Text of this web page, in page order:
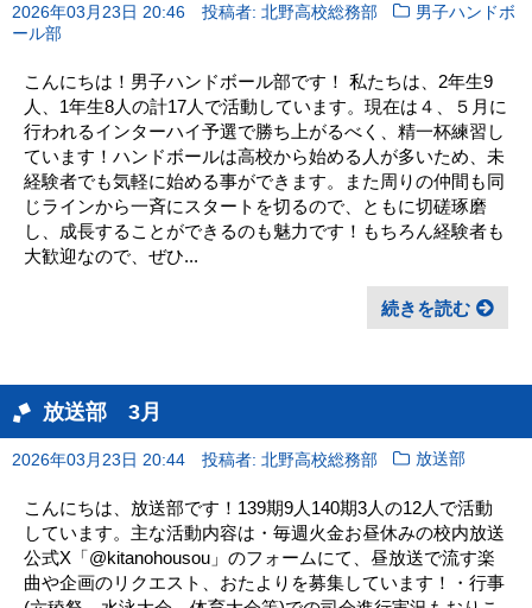
2026年03月23日 20:46 投稿者: 北野高校総務部
男子ハンドボ
ール部
こんにちは！男子ハンドボール部です！ 私たちは、2年生9
人、1年生8人の計17人で活動しています。現在は４、５月に
行われるインターハイ予選で勝ち上がるべく、精一杯練習し
ています！ハンドボールは高校から始める人が多いため、未
経験者でも気軽に始める事ができます。また周りの仲間も同
じラインから一斉にスタートを切るので、ともに切磋琢磨
し、成長することができるのも魅力です！もちろん経験者も
大歓迎なので、ぜひ...
続きを読む
放送部 3月
2026年03月23日 20:44 投稿者: 北野高校総務部 放送部
こんにちは、放送部です！139期9人140期3人の12人で活動
しています。主な活動内容は・毎週火金お昼休みの校内放送
公式X「@kitanohousou」のフォームにて、昼放送で流す楽
曲や企画のリクエスト、おたよりを募集しています！・行事